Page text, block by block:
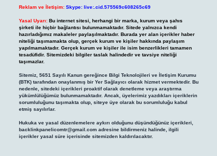
Reklam ve İletişim: Skype: live:.cid.575569c608265c69
Yasal Uyarı: Bu internet sitesi, herhangi bir marka, kurum veya şahıs
şirketi ile hiçbir bağlantısı bulunmamaktadır. Sitede yalnızca kendi
hazırladığımız makaleler paylaşılmaktadır. Burada yer alan içerikler haber
niteliği taşımamakta olup, gerçek kurum ve kişiler hakkında paylaşım
yapılmamaktadır. Gerçek kurum ve kişiler ile isim benzerlikleri tamamen
tesadüfidir. Sitemizdeki bilgiler taslak halindedir ve tavsiye niteliği
taşımazlar.
Sitemiz, 5651 Sayılı Kanun gereğince Bilgi Teknolojileri ve İletişim Kurumu
(BTK) tarafından onaylanmış bir Yer Sağlayıcı olarak hizmet vermektedir. Bu
nedenle, sitedeki içerikleri proaktif olarak denetleme veya araştırma
yükümlülüğümüz bulunmamaktadır. Ancak, üyelerimiz yazdıkları içeriklerin
sorumluluğunu taşımakta olup, siteye üye olarak bu sorumluluğu kabul
etmiş sayılırlar.
Hukuka ve yasal düzenlemelere aykırı olduğunu düşündüğünüz içerikleri,
backlinkpanelicomtr@gmail.comadresine bildirmeniz halinde, ilgili
içerikler yasal süre içerisinde sitemizden kaldırılacaktır.